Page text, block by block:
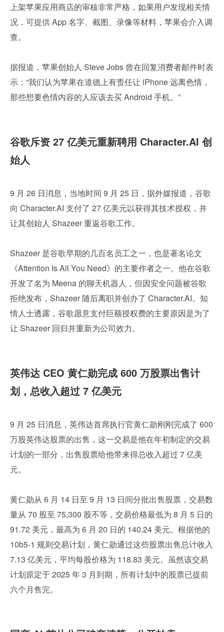
上架苹果应用商店的审核非常严格，如果用户发现相关情
况，可提供 App 名字、截图、录像等材料，苹果会介入调
查。
据报道，苹果创始人 Steve Jobs 曾在回复消费者邮件时表
示：“我们认为苹果在道德上有责任让 iPhone 远离色情，
那些想要色情内容的人应该去买 Android 手机。”
谷歌斥资 27 亿美元重新聘用 Character.AI 创
始人
9 月 26 日消息，当地时间 9 月 25 日，据外媒报道，谷歌
向 Character.AI 支付了 27 亿美元以获得其技术授权，并
让其创始人 Shazeer 重返谷歌工作。
Shazeer 是谷歌早期的几百名员工之一，也是著名论文
《Attention Is All You Need》的主要作者之一。他在谷歌
开发了名为 Meena 的聊天机器人，但因安全问题被谷歌
拒绝发布，Shazeer 随后离职并创办了 Character.AI。知
情人士透露，谷歌愿意支付巨额授权费的主要原因是为了
让 Shazeer 回归并重新为公司效力。
英伟达 CEO 黄仁勋完成 600 万股票出售计
划，总收入超过 7 亿美元
9 月 25 日消息，英伟达首席执行官黄仁勋刚刚完成了 600
万股英伟达股票的出售，这一交易是他在年初制定的交易
计划的一部分，出售股票给他带来得总收入超过 7 亿美
元。
黄仁勋从 6 月 14 日至 9 月 13 日间分批出售股票，交易数
量从 70 股至 75,300 股不等，交易价格最低为 8 月 5 日的
91.72 美元，最高为 6 月 20 日的 140.24 美元。根据他的
10b5-1 规则交易计划，黄仁勋通过这些股票出售总计收入
7.13 亿美元，平均每股价格为 118.83 美元。虽然该交易
计划原定于 2025 年 3 月到期，所有计划中的股票已提前
六个月售完。